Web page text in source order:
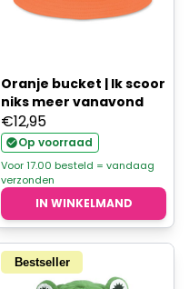
Oranje bucket | Ik scoor
niks meer vanavond
€12,95
Op voorraad
Voor 17.00 besteld = vandaag
verzonden
IN WINKELMAND
Bestseller